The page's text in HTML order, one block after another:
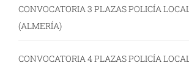
CONVOCATORIA 3 PLAZAS POLICÍA
(ALMERÍA)
CONVOCATORIA 4 PLAZAS POLICÍA